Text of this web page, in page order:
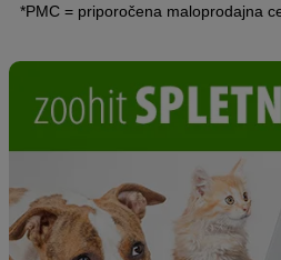
*PMC = priporočena maloprodajna